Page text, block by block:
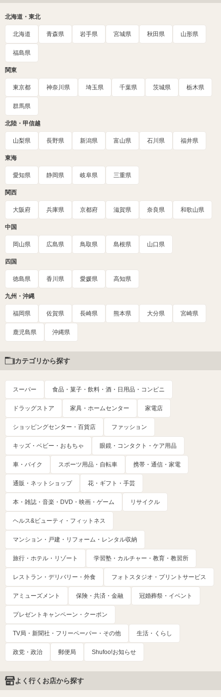
北海道・東北
北海道 青森県 岩手県 宮城県 秋田県 山形県
福島県
関東
東京都 神奈川県 埼玉県 千葉県 茨城県 栃木県
群馬県
北陸・甲信越
山梨県 長野県 新潟県 富山県 石川県 福井県
東海
愛知県 静岡県 岐阜県 三重県
関西
大阪府 兵庫県 京都府 滋賀県 奈良県 和歌山県
中国
岡山県 広島県 鳥取県 島根県 山口県
四国
徳島県 香川県 愛媛県 高知県
九州・沖縄
福岡県 佐賀県 長崎県 熊本県 大分県 宮崎県
鹿児島県 沖縄県
カテゴリから探す
スーパー 食品・菓子・飲料・酒・日用品・コンビニ
ドラッグストア 家具・ホームセンター 家電店
ショッピングセンター・百貨店 ファッション
キッズ・ベビー・おもちゃ 眼鏡・コンタクト・ケア用品
車・バイク スポーツ用品・自転車 携帯・通信・家電
通販・ネットショップ 花・ギフト・手芸
本・雑誌・音楽・DVD・映画・ゲーム リサイクル
ヘルス&ビューティ・フィットネス
マンション・戸建・リフォーム・レンタル収納
旅行・ホテル・リゾート 学習塾・カルチャー・教育・教習所
レストラン・デリバリー・外食 フォトスタジオ・プリントサービス
アミューズメント 保険・共済・金融 冠婚葬祭・イベント
プレゼントキャンペーン・クーポン
TV局・新聞社・フリーペーパー・その他 生活・くらし
政党・政治 郵便局 Shufoo!お知らせ
よく行くお店から探す